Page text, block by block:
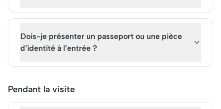
Dois-je présenter un passeport ou une pièce
d’identité à l’entrée ?
Pendant la visite